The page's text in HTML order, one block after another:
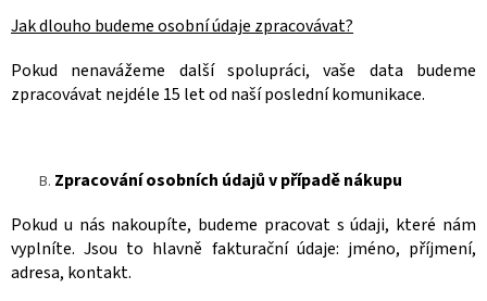
Jak dlouho budeme osobní údaje zpracovávat?
Pokud nenavážeme další spolupráci, vaše data budeme
zpracovávat nejdéle 15 letod naší poslední komunikace.
Zpracování osobních údajů v případě nákupu
Pokud u nás nakoupíte, budeme pracovat s údaji, které nám
vyplníte. Jsou to hlavně fakturační údaje: jméno, příjmení,
adresa, kontakt.